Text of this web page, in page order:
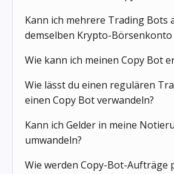
Kann ich mehrere Trading Bots
demselben Krypto-Börsenkonto
Wie kann ich meinen Copy Bot
Wie lässt du einen regulären
einen Copy Bot verwandeln?
Kann ich Gelder in meine
umwandeln?
Wie werden Copy-Bot-Aufträge